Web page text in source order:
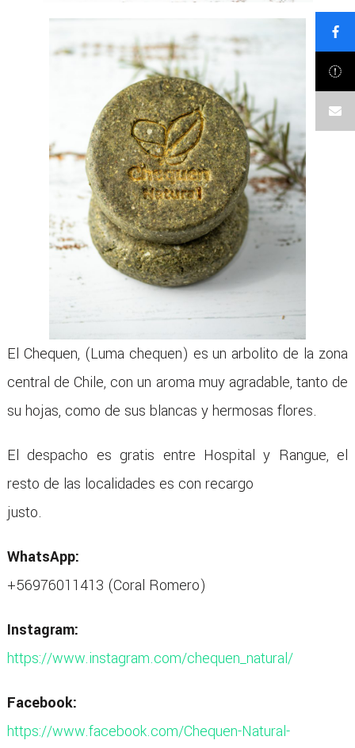
El Chequen, (Luma chequen) es un arbolito de la zona
central de Chile, con un aroma muy agradable, tanto de
su hojas, como de sus blancas y hermosas flores.
El despacho es gratis entre Hospital y Rangue, el
resto de las localidades es con recargo
justo.
WhatsApp:
+56976011413 (Coral Romero)
Instagram:
https://www.instagram.com/chequen_natural/
Facebook:
https://www.facebook.com/Chequen-Natural-